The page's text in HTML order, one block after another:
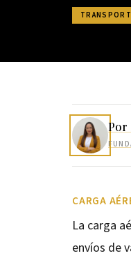
Por
CARGA
La carga
envíos de